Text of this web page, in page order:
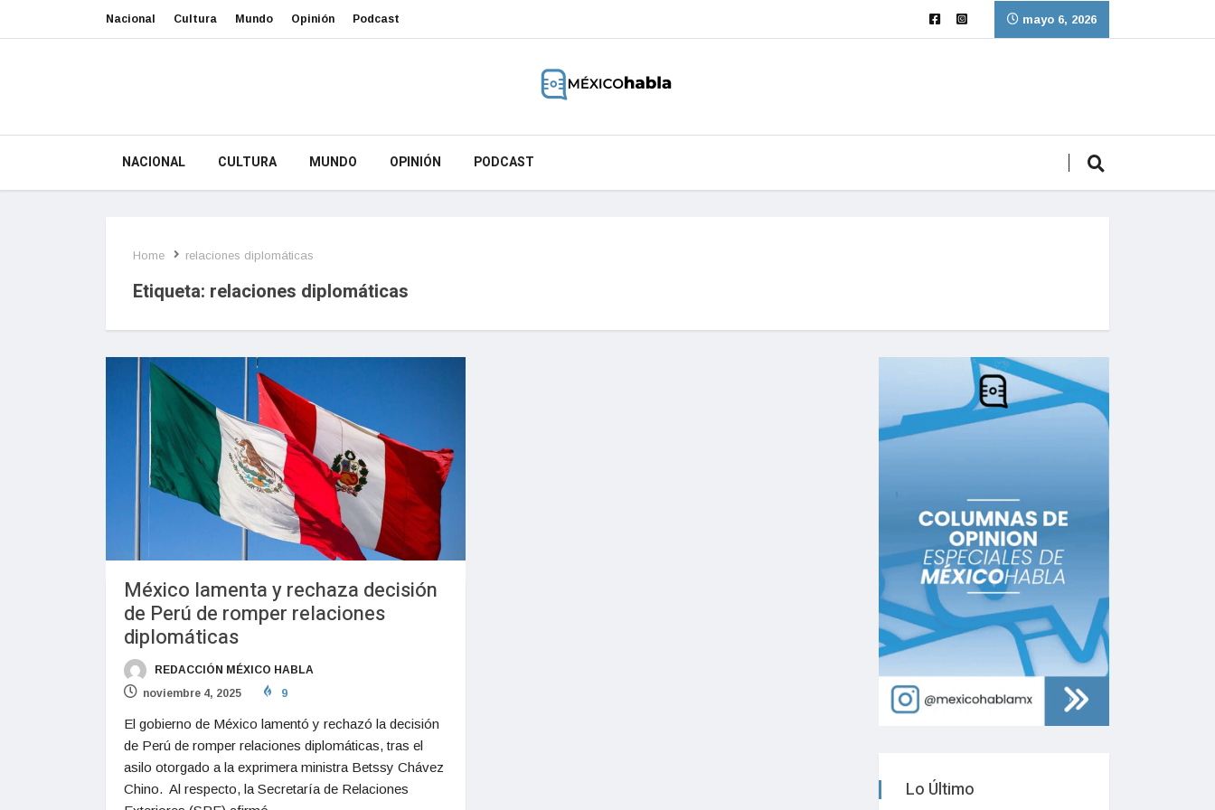
Nacional Cultura Mundo Opinión Podcast mayo 6, 2026
NACIONAL CULTURA MUNDO OPINIÓN PODCAST
Home relaciones diplomáticas
Etiqueta: relaciones diplomáticas
México lamenta y rechaza decisión
de Perú de romper relaciones
diplomáticas
REDACCIÓN MÉXICO HABLA
noviembre 4, 2025
9
El gobierno de México lamentó y rechazó la decisión
de Perú de romper relaciones diplomáticas, tras el
asilo otorgado a la exprimera ministra Betssy Chávez
Chino. Al respecto, la Secretaría de Relaciones
Lo Último